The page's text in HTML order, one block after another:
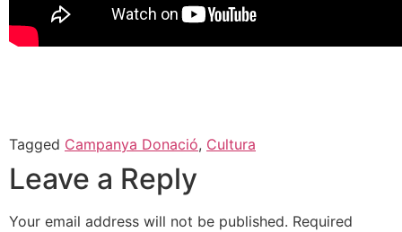
Tagged Campanya Donació, Cultura
Leave a Reply
Your email address will not be published. Required